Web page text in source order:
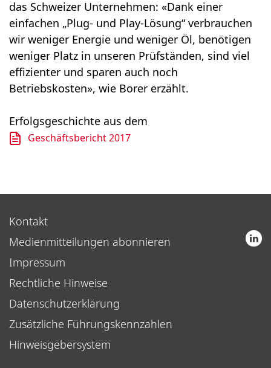
das Schweizer Unternehmen: «Dank einer
einfachen „Plug- und Play-Lösung“ verbrauchen
wir weniger Energie und weniger Öl, benötigen
weniger Platz in unseren Prüfständen, sind viel
effizienter und sparen auch noch
Betriebskosten», wie Borer erzählt.
Erfolgsgeschichte aus dem
Geschäftsbericht 2017
Kontakt
Medienmitteilungen abonnieren
Impressum
Rechtliche Hinweise
Datenschutzerklärung
Zusätzliche Führungskennzahlen
Hinweisgebersystem